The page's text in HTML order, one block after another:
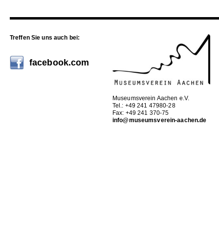
Treffen Sie uns auch bei:
facebook.com
Museumsverein Aachen e.V.
Tel.: +49 241 47980-28
Fax: +49 241 370-75
info@museumsverein-aachen.de